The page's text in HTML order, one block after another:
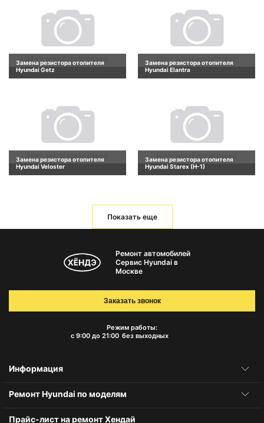
Замена резистора отопителя
Hyundai Getz
Замена резистора отопителя
Hyundai Elantra
Замена резистора отопителя
Hyundai Veloster
Замена резистора отопителя
Hyundai Starex (H-1)
Показать еще
Ремонт автомобилей
Сервис Hyundai в
Москве
Режим работы:
с 9:00 до 21:00 без выходных
Заказать звонок
Информация
Ремонт Hyundai по моделям
Прайс-лист на ремонт Хендай